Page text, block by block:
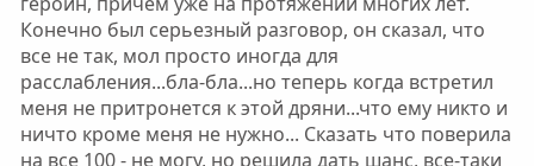
Конечно был серьезный разговор, он сказал, что
все не так, мол просто иногда для
расслабления...бла-бла...но теперь когда встретил
меня не притронется к этой дряни...что ему никто и
ничто кроме меня не нужно... Сказать что поверила
на все 100 - не могу, но решила дать шанс, все-таки